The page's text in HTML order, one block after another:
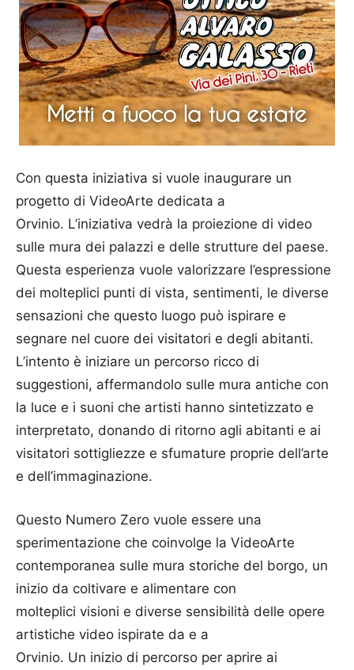
Con questa iniziativa si vuole inaugurare un
progetto di VideoArte dedicata a
Orvinio. L’iniziativa vedrà la proiezione di video
sulle mura dei palazzi e delle strutture del paese.
Questa esperienza vuole valorizzare l’espressione
dei molteplici punti di vista, sentimenti, le diverse
sensazioni che questo luogo può ispirare e
segnare nel cuore dei visitatori e degli abitanti.
L’intento è iniziare un percorso ricco di
suggestioni, affermandolo sulle mura antiche con
la luce e i suoni che artisti hanno sintetizzato e
interpretato, donando di ritorno agli abitanti e ai
visitatori sottigliezze e sfumature proprie dell’arte
e dell’immaginazione.
Questo Numero Zero vuole essere una
sperimentazione che coinvolge la VideoArte
contemporanea sulle mura storiche del borgo, un
inizio da coltivare e alimentare con
molteplici visioni e diverse sensibilità delle opere
artistiche video ispirate da e a
Orvinio. Un inizio di percorso per aprire ai